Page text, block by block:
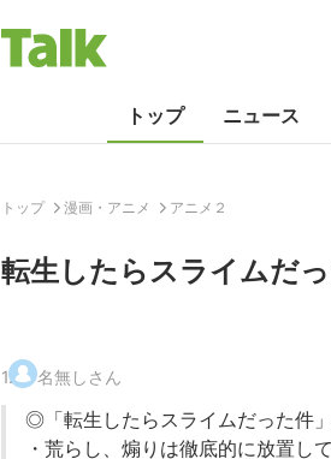
トップ ニュース
トップ 漫画・アニメ アニメ２
転生したらスライムだ
1. 名無しさん
◎「転生したらスライムだった件
・荒らし、煽りは徹底的に放置し